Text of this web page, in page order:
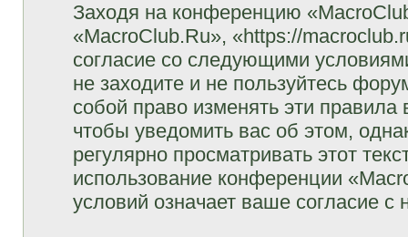
Заходя на конференцию
«MacroClub.Ru», «https://
согласие со следующими
не заходите и не пользуйтесь
собой право изменять эти
чтобы уведомить вас об этом,
регулярно просматривать этот
использование конференции
условий означает ваше согласие с